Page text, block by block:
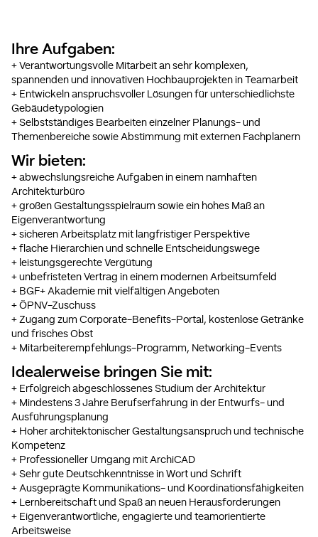
Ihre Aufgaben:
+ Verantwortungsvolle Mitarbeit an sehr komplexen,
spannenden und innovativen Hochbauprojekten in Teamarbeit
+ Entwickeln anspruchsvoller Lösungen für unterschiedlichste
Gebäudetypologien
+ Selbstständiges Bearbeiten einzelner Planungs- und
Themenbereiche sowie Abstimmung mit externen Fachplanern
Wir bieten:
+ abwechslungsreiche Aufgaben in einem namhaften
Architekturbüro
+ großen Gestaltungsspielraum sowie ein hohes Maß an
Eigenverantwortung
+ sicheren Arbeitsplatz mit langfristiger Perspektive
+ flache Hierarchien und schnelle Entscheidungswege
+ leistungsgerechte Vergütung
+ unbefristeten Vertrag in einem modernen Arbeitsumfeld
+ BGF+ Akademie mit vielfältigen Angeboten
+ ÖPNV-Zuschuss
+ Zugang zum Corporate-Benefits-Portal, kostenlose Getränke
und frisches Obst
+ Mitarbeiterempfehlungs-Programm, Networking-Events
Idealerweise bringen Sie mit:
+ Erfolgreich abgeschlossenes Studium der Architektur
+ Mindestens 3 Jahre Berufserfahrung in der Entwurfs- und
Ausführungsplanung
+ Hoher architektonischer Gestaltungsanspruch und technische
Kompetenz
+ Professioneller Umgang mit ArchiCAD
+ Sehr gute Deutschkenntnisse in Wort und Schrift
+ Ausgeprägte Kommunikations- und Koordinationsfähigkeiten
+ Lernbereitschaft und Spaß an neuen Herausforderungen
+ Eigenverantwortliche, engagierte und teamorientierte
Arbeitsweise